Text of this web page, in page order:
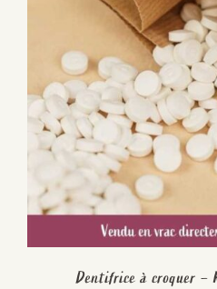
Dentifrice à croquer –